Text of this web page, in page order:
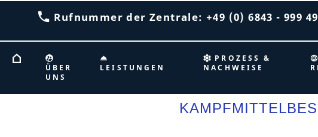
Rufnummer der Zentrale: +49 (0) 6843 - 999
ÜBER
UNS
LEISTUNGEN
PROZESS &
NACHWEISE